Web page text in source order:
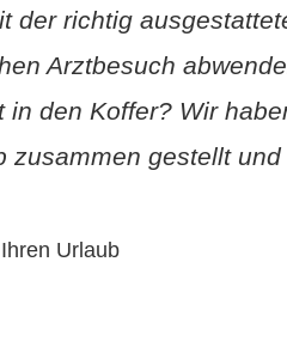
der richtig
Arztbesuch
den Koffer? Wir
zusammen gestellt und